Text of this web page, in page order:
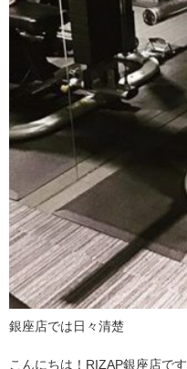
銀座店では日々清楚
こんにちは！RIZAP銀座店です